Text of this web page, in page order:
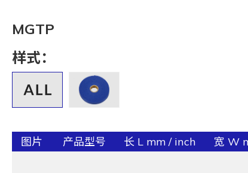
MGTP
样式：
图片 产品型号 长 L mm / inch 宽 W